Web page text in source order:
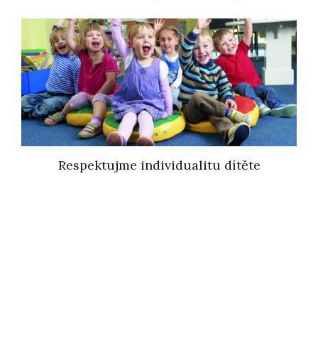
Respektujme individualitu dítěte